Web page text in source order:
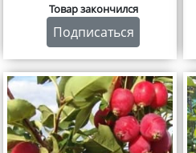
Товар закончился
Подписаться